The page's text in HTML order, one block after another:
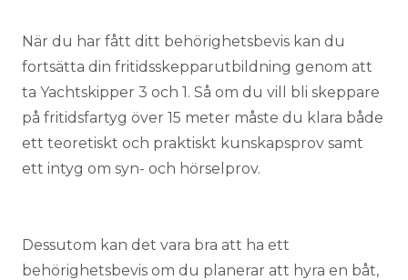
När du har fått ditt behörighetsbevis kan du
fortsätta din fritidsskepparutbildning genom att
ta Yachtskipper 3 och 1. Så om du vill bli skeppare
på fritidsfartyg över 15 meter måste du klara både
ett teoretiskt och praktiskt kunskapsprov samt
ett intyg om syn- och hörselprov.
Dessutom kan det vara bra att ha ett
behörighetsbevis om du planerar att hyra en båt,